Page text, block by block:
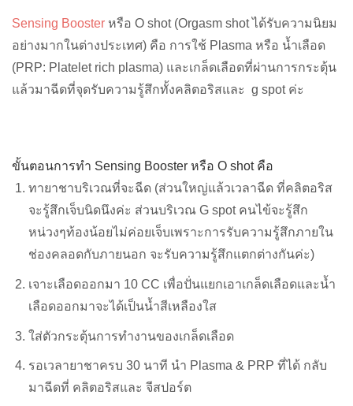
Sensing Booster หรือ O shot (Orgasm shot ได้รับความนิยม
อย่างมากในต่างประเทศ) คือ การใช้ Plasma หรือ น้ำเลือด
(PRP: Platelet rich plasma) และเกล็ดเลือดที่ผ่านการกระตุ้น
แล้วมาฉีดที่จุดรับความรู้สึกทั้งคลิตอริสและ g spot ค่ะ
ขั้นตอนการทำ Sensing Booster หรือ O shot คือ
ทายาชาบริเวณที่จะฉีด (ส่วนใหญ่แล้วเวลาฉีด ที่คลิตอริส
จะรู้สึกเจ็บนิดนึงค่ะ ส่วนบริเวณ G spot คนไข้จะรู้สึก
หน่วงๆท้องน้อยไม่ค่อยเจ็บเพราะการรับความรู้สึกภายใน
ช่องคลอดกับภายนอก จะรับความรู้สึกแตกต่างกันค่ะ)
เจาะเลือดออกมา 10 CC เพื่อปั่นแยกเอาเกล็ดเลือดและน้ำ
เลือดออกมาจะได้เป็นน้ำสีเหลืองใส
ใส่ตัวกระตุ้นการทำงานของเกล็ดเลือด
รอเวลายาชาครบ 30 นาที นำ Plasma & PRP ที่ได้ กลับ
มาฉีดที่ คลิตอริสและ จีสปอร์ต